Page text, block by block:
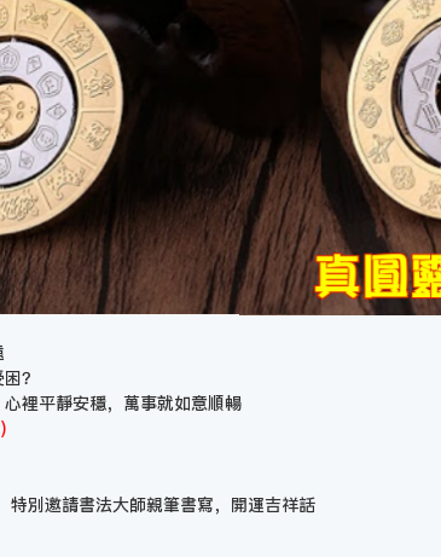
？
裡平靜安穩，萬事就如意順暢
別邀請書法大師親筆書寫，開運吉祥話